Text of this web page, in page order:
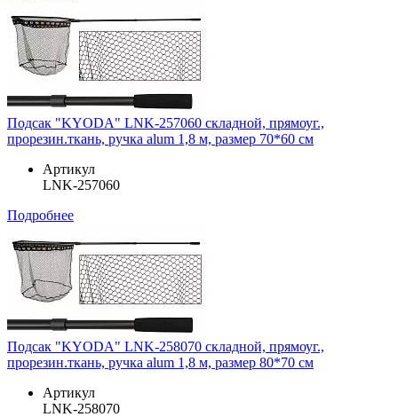
Подсак "KYODA" LNK-257060 складной, прямоуг.,
прорезин.ткань, ручка alum 1,8 м, размер 70*60 см
Артикул
LNK-257060
Подробнее
Подсак "KYODA" LNK-258070 складной, прямоуг.,
прорезин.ткань, ручка alum 1,8 м, размер 80*70 см
Артикул
LNK-258070